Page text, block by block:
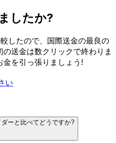
したか?
したので、国際送金の最良の
送金は数クリックで終わりま
を引っ張りましょう!
い
ーと比べてどうですか?